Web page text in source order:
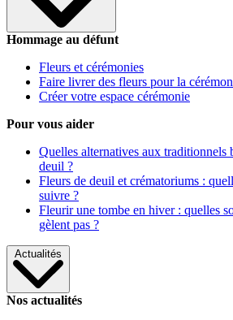
Hommage au défunt
Fleurs et cérémonies
Faire livrer des fleurs pour la
Créer votre espace cérémonie
Pour vous aider
Quelles alternatives aux traditionnels
deuil ?
Fleurs de deuil et crématoriums :
suivre ?
Fleurir une tombe en hiver : quelles
gèlent pas ?
Actualités
Nos actualités